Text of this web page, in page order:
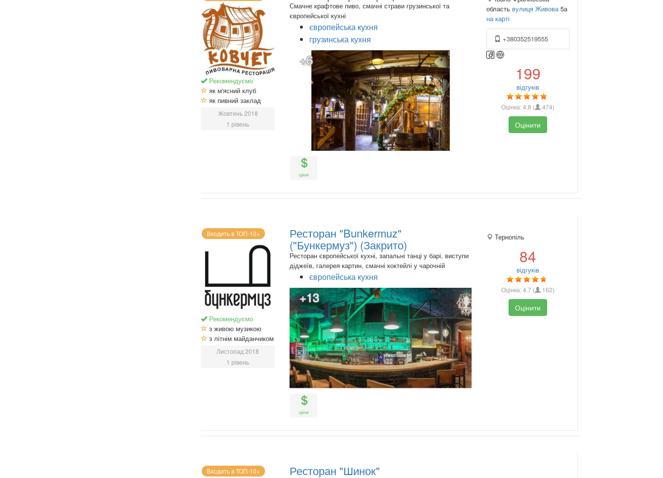
Рекомендуємо
як м'ясний клуб
як пивний заклад
Жовтень 2018
1 рівень
Смачне крафтове пиво, смачні страви грузинської та
європейської кухні
європейська кухня
грузинська кухня
+6
ціни
область вулиця Живова5а
на карті
+380352519555
199
відгуків
Оцінка:4.8 ( 474)
Оцінити
Входить в ТОП-10+
Рекомендуємо
з живою музикою
з літнім майданчиком
Листопад 2018
1 рівень
Ресторан "Bunkermuz"
("Бункермуз") (Закрито)
Ресторан європейської кухні, запальні танці у барі, виступи
діджеїв, галерея картин, смачні коктейлі у чарочній
європейська кухня
+13
ціни
Тернопіль
84
відгуків
Оцінка:4.7 ( 162)
Оцінити
Входить в ТОП-10+ Ресторан "Шинок"